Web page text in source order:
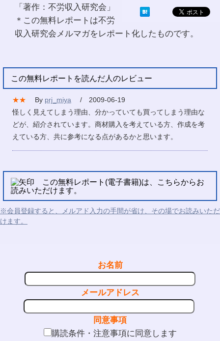
「著作：不労収入研究会」
＊この無料レポートは不労
収入研究会メルマガをレポート化したものです。
この無料レポートを読んだ人のレビュー
★★ By prj_miya
/ 2009-06-19
怪しく見えてしまう理由、分かっていても買ってしまう理由な
どが、紹介されています。商材購入を考えている方、作成を考
えている方、共に参考になる点があるかと思います。
この無料レポート(電子書籍)は、こちらからお
読みいただけます。
※会員登録すると、メルアド入力の手間が省け、その場でお読みいただ
けます。
お名前
メールアドレス
同意事項
購読条件・注意事項に同意します